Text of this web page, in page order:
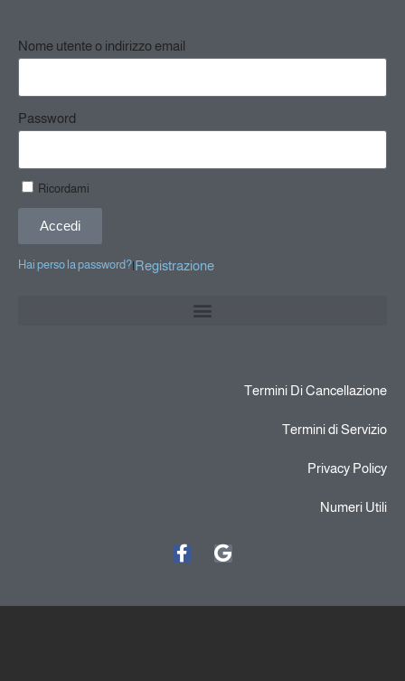
Nome utente o indirizzo email
Password
Ricordami
Accedi
Hai perso la password?|Registrazione
Termini Di Cancellazione
Termini di Servizio
Privacy Policy
Numeri Utili